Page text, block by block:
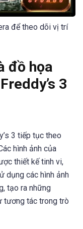
để theo dõi vị trí
đồ họa
3
3 tiếp tục theo
hình ảnh của
thiết kế tinh vi,
dụng các hình ảnh
tạo ra những
tương tác trong trò